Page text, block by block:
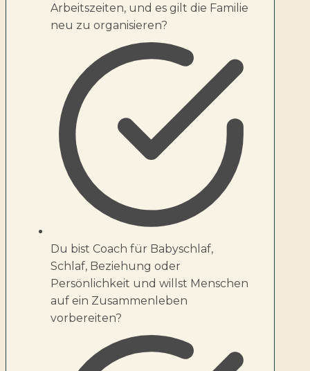
Arbeitszeiten, und es gilt die Familie
neu zu organisieren?
Du bist Coach für Babyschlaf,
Schlaf, Beziehung oder
Persönlichkeit und willst Menschen
auf ein Zusammenleben
vorbereiten?